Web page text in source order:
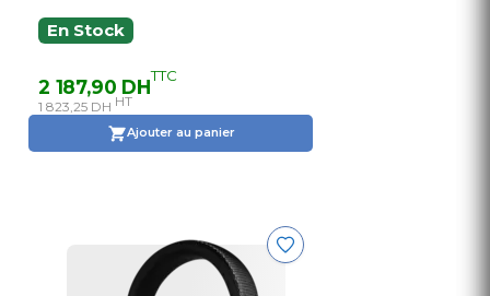
En Stock
2 187,90 DHTTC
1 823,25 DH HT
Ajouter au panier